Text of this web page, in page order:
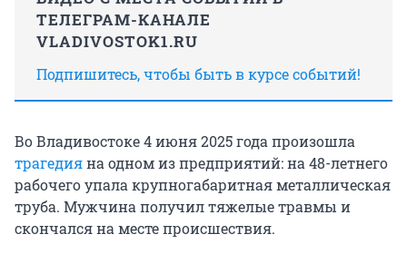
ТЕЛЕГРАМ-КАНАЛЕ
VLADIVOSTOK1.RU
Подпишитесь, чтобы быть в курсе событий!
Во Владивостоке 4 июня 2025 года произошла
трагедияна одном из предприятий: на 48-летнего
рабочего упала крупногабаритная металлическая
труба. Мужчина получил тяжелые травмы и
скончался на месте происшествия.